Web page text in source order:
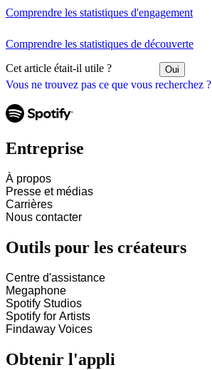
Vous ne trouvez pas ce que vous recherchez ?
Comprendre les statistiques d'engagement
Comprendre les statistiques de découverte
Cet article était-il utile ? Oui
Entreprise
À propos
Presse et médias
Carrières
Nous contacter
Outils pour les créateurs
Centre d'assistance
Megaphone
Spotify Studios
Spotify for Artists
Findaway Voices
Obtenir l'appli